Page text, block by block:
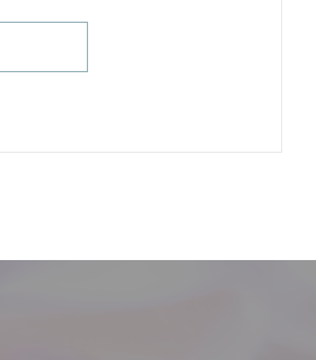
在新窗口中打开))